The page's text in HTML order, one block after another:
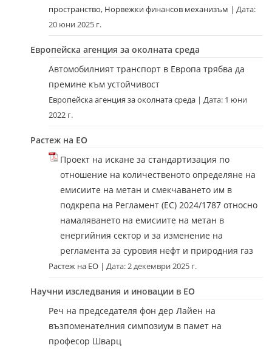
пространство, Норвежки финансов механизъм
Дата:
20 юни 2025 г.
Европейска агенция за околната среда
Автомобилният транспорт в Европа трябва да
премине към устойчивост
Европейска агенция за околната среда
Дата: 1 юни
2022 г.
Растеж на ЕО
Проект на искане за стандартизация по
отношение на количественото определяне на
емисиите на метан и смекчаването им в
подкрепа на Регламент (ЕС) 2024/1787 относно
намаляването на емисиите на метан в
енергийния сектор и за изменение на
регламента за суровия нефт и природния газ
Растеж на ЕО Дата: 2 декември 2025 г.
Научни изследвания и иновации в ЕО
Реч на председателя фон дер Лайен на
възпоменателния симпозиум в памет на
професор Шварц